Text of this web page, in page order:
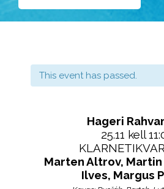
This event has passed.
Hageri
25.11 kell
Marten Altrov, Martin
Ilves, Margus